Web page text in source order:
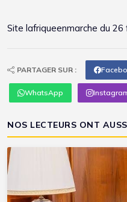
Site lafriqueenmarche du 26
PARTAGER SUR :
WhatsApp
NOS LECTEURS ONT